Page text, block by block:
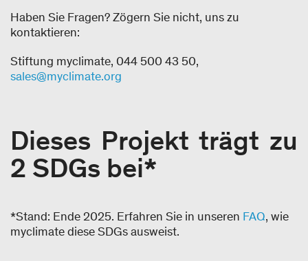
Haben Sie Fragen? Zögern Sie nicht, uns zu
kontaktieren:
Stiftung myclimate, 044 500 43 50,
sales@myclimate.org
Dieses Projekt trägt zu
2 SDGs bei*
*Stand: Ende 2025. Erfahren Sie in unseren FAQ, wie
myclimate diese SDGs ausweist.